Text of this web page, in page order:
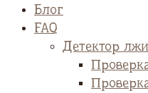
Блог
FAQ
Детектор лжи